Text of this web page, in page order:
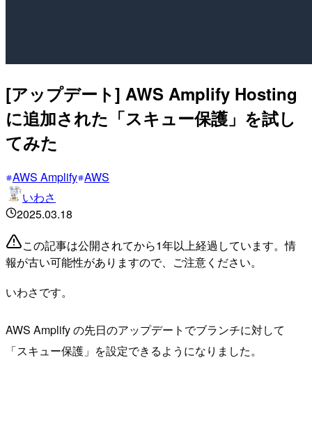
[アップデート] AWS Amplify Hosting
に追加された「スキュー保護」を試し
てみた
AWS Amplify AWS
いわさ
2025.03.18
この記事は公開されてから1年以上経過しています。情
報が古い可能性がありますので、ご注意ください。
いわさです。
AWS Amplify の先日のアップデートでブランチに対して
「スキュー保護」を設定できるようになりました。